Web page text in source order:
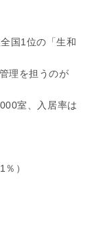
国1位の「生和
理を担うのが
室、入居率は
）